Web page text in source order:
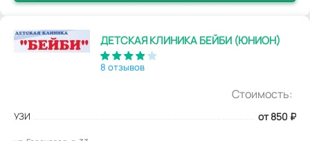
ДЕТСКАЯ КЛИНИКА БЕЙБИ (ЮНИОН)
8 отзывов
Стоимость:
УЗИ от 850 ₽